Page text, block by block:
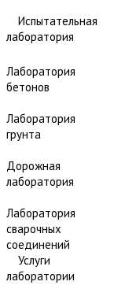
Испытательная
лаборатория
Лаборатория
бетонов
Лаборатория
грунта
Дорожная
лаборатория
Лаборатория
сварочных
соединений
Услуги
лаборатории